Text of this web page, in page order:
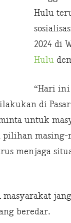
Hulu
2024 di
Hulu
“Hari
di
untuk
masing-
menjaga
beredar.